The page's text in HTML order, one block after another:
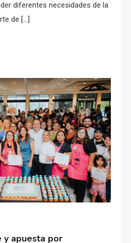
diferentes necesidades de la
de […]
y apuesta por